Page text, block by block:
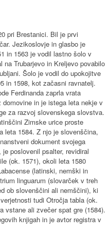
pri Brestanici. Bil je prvi
Jezikoslovje in glasbo je
in 1563 je vodil lastno šolo v
Trubarjevo in Kreljevo povabilo
Šolo je vodil do upokojitve
in 1598, kot začasni ravnatelj.
Ferdinanda zaprla vrata
in je istega leta nekje v
za razvoj slovenskega slovstva.
Zimske urice proste
leta 1584. Z njo je slovenščina,
dokument svojega
poslovenil psalter, revidiral
(ok. 1571), okoli leta 1580
(latinski, nemški in
linguarum (slovarček v treh
ob slovenščini ali nemščini), ki
tudi Otročja tabla (ok.
vstane ali zvečer spat gre (1584).
knjigah in je avtor registra v